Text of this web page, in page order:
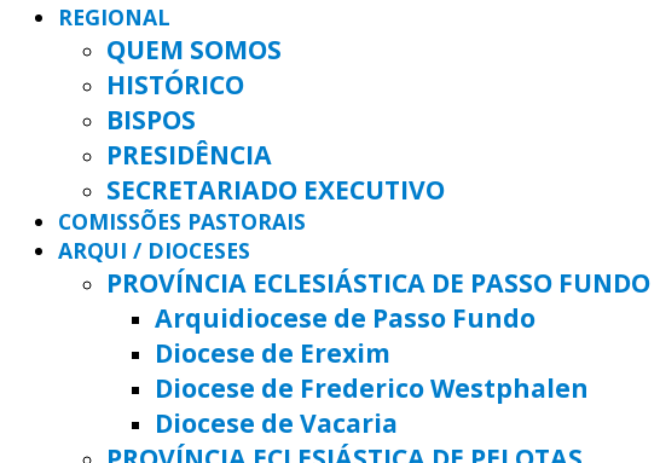
REGIONAL
QUEM SOMOS
HISTÓRICO
BISPOS
PRESIDÊNCIA
SECRETARIADO EXECUTIVO
COMISSÕES PASTORAIS
ARQUI / DIOCESES
PROVÍNCIA ECLESIÁSTICA DE PASSO FUNDO
Arquidiocese de Passo Fundo
Diocese de Erexim
Diocese de Frederico Westphalen
Diocese de Vacaria